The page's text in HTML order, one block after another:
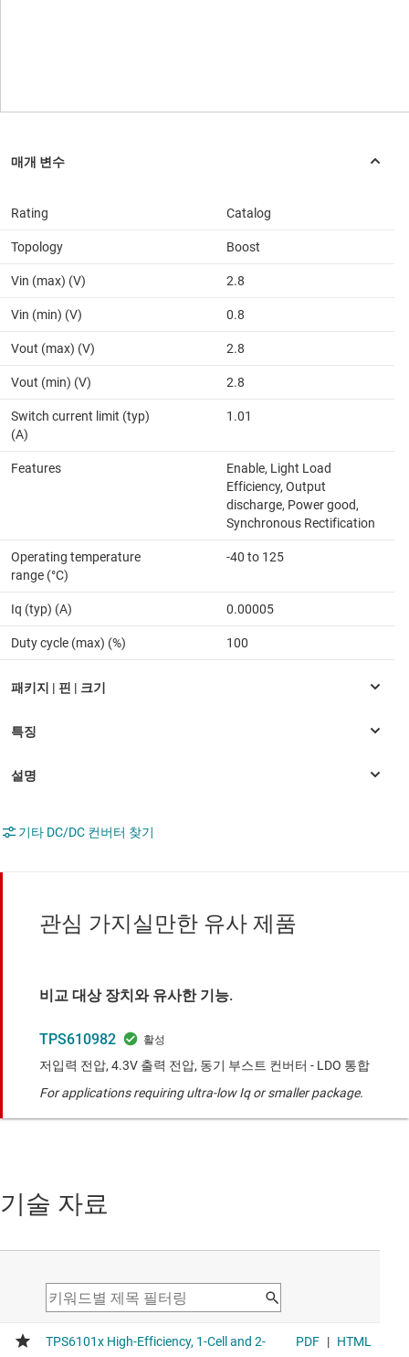
Rating Catalog
Topology Boost
Vin (max) (V) 2.8
Vin (min) (V) 0.8
Vout (max) (V) 2.8
Vout (min) (V) 2.8
Switch current limit (typ)
(A)
1.01
Features
Enable, Light Load
Efficiency, Output
discharge, Power good,
Synchronous Rectification
Operating temperature
range (°C)
-40 to 125
Iq (typ) (A) 0.00005
Duty cycle (max) (%) 100
기타 DC/DC 컨버터 찾기
관심 가지실만한 유사 제품
비교 대상 장치와 유사한 기능.
TPS610982
저입력 전압, 4.3V 출력 전압, 동기 부스트 컨버터 - LDO 통합
For applications requiring ultra-low Iq or smaller package.
기술 자료